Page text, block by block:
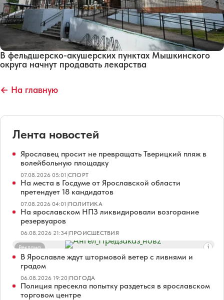
В фельдшерско-акушерских пунктах Мышкинского
округа начнут продавать лекарства
← На главную
Лента новостей
Ярославец просит не превращать Тверицкий пляж в
волейбольную площадку
07.08.2026 05:01|СПОРТ
На места в Госдуме от Ярославской области
претендует 18 кандидатов
07.08.2026 04:01|ПОЛИТИКА
На ярославском НПЗ ликвидировали возгорание
резервуаров
06.08.2026 21:34|ПРОИСШЕСТВИЯ
Реклама
В Ярославле ждут штормовой ветер с ливнями и
градом
06.08.2026 19:20|ПОГОДА
Полиция пресекла попытку раздеться в ярославском
торговом центре